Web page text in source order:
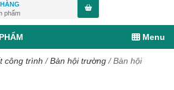
phẩm
Menu
công trình /Bàn hội trường /Bàn hội